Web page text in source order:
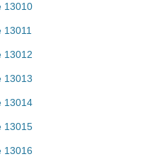
13010
13011
13012
13013
13014
13015
13016